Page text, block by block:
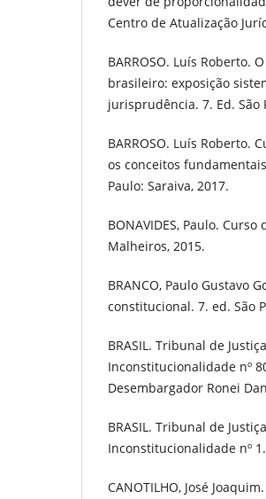
Centro de Atualização
BARROSO. Luís
brasileiro: exposição
jurisprudência. 7. Ed. São
BARROSO. Luís Roberto.
os conceitos
Paulo: Saraiva, 2017.
BONAVIDES, Paulo.
Malheiros, 2015.
BRANCO, Paulo Gustavo
constitucional. 7. ed. São
BRASIL. Tribunal de
Inconstitucionalidade nº
Desembargador Ronei
BRASIL. Tribunal de
Inconstitucionalidade nº
CANOTILHO, José